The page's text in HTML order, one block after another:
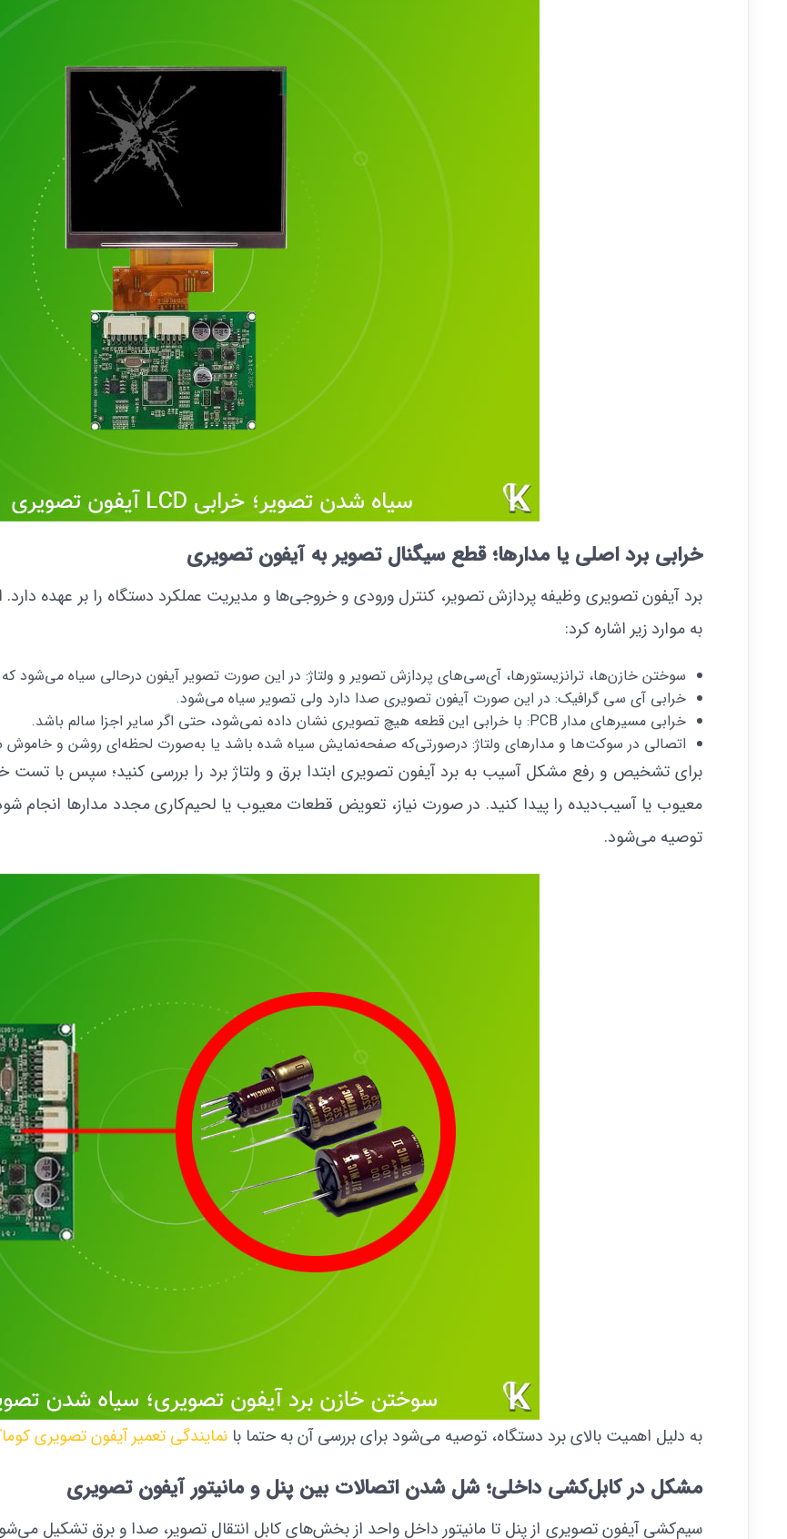
خرابی برد اصلی یا مدارها؛ قطع سیگنال تصویر به آیفون تصویری
برد آیفون تصویری وظیفه پردازش تصویر، کنترل ورودی و خروجی‌ها و مدیریت عملکرد دستگاه را بر عهده
به موارد زیر اشاره کرد:
سوختن خازن‌ها، ترانزیستورها، آی‌سی‌های پردازش تصویر و ولتاژ: در این صورت تصویر آیفون درحالی سیاه می‌شود
خرابی آی سی گرافیک: در این صورت آیفون تصویری صدا دارد ولی تصویر سیاه می‌شود.
خرابی مسیرهای مدار PCB: با خرابی این قطعه هیچ تصویری نشان داده نمی‌شود، حتی اگر سایر اجزا سالم باشد.
اتصالی در سوکت‌ها و مدارهای ولتاژ: درصورتی‌که صفحه‌نمایش سیاه شده باشد یا به‌صورت لحظه‌ای روشن و خاموش
برای تشخیص و رفع مشکل آسیب به برد آیفون تصویری ابتدا برق و ولتاژ برد را بررسی کنید؛ سپس با
معیوب یا آسیب‌دیده را پیدا کنید. در صورت نیاز، تعویض قطعات معیوب یا لحیم‌کاری مجدد مدارها انجام
توصیه می‌شود.
به دلیل اهمیت بالای برد دستگاه، توصیه می‌شود برای بررسی آن به حتما بانمایندگی تعمیر آیفون تصویری
مشکل در کابل‌کشی داخلی؛ شل شدن اتصالات بین پنل و مانیتور آیفون تصویری
سیم‌کشی آیفون تصویری از پنل تا مانیتور داخل واحد از بخش‌های کابل انتقال تصویر، صدا و برق تشکیل